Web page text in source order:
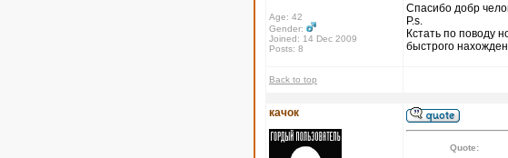
Age: 42
Gender:
Joined: 14 Dec 2009
Posts: 8
Спасибо добр
P.s.
Кстать по поводу
быстрого
Back to top
качок
Quote: